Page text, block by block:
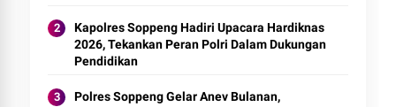
Kapolres Soppeng Hadiri Upacara Hardiknas
2026, Tekankan Peran Polri Dalam Dukungan
Pendidikan
Polres Soppeng Gelar Anev Bulanan,